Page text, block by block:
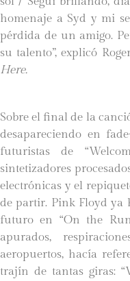
homenaje a Syd y mi
pérdida de un amigo.
su talento”, explicó
Here.
Sobre el final de la
desapareciendo en
futuristas de
sintetizadores
electrónicas y el
de partir. Pink Floyd ya
futuro en “On the
apurados,
aeropuertos, hacía
trajín de tantas giras: